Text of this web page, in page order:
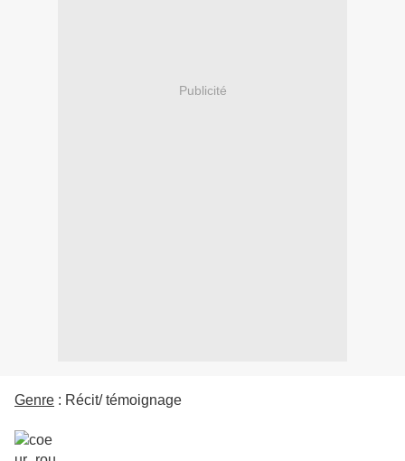
Publicité
Genre : Récit/ témoignage